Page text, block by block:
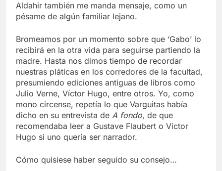
Aldahir también me manda mensaje, como un
pésame de algún familiar lejano.
Bromeamos por un momento sobre que ‘Gabo’ lo
recibirá en la otra vida para seguirse partiendo la
madre. Hasta nos dimos tiempo de recordar
nuestras pláticas en los corredores de la facultad,
presumiendo ediciones antiguas de libros como
Julio Verne, Víctor Hugo, entre otros. Yo, como
mono circense, repetía lo que Varguitas había
dicho en su entrevista de A fondo, de que
recomendaba leer a Gustave Flaubert o Víctor
Hugo si uno quería ser narrador.
Cómo quisiese haber seguido su consejo…